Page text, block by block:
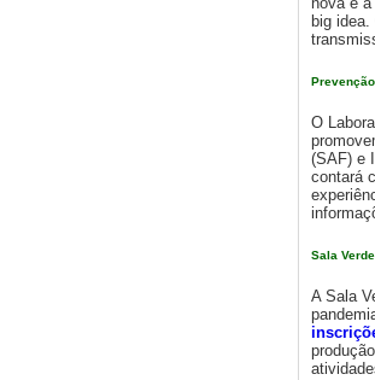
big
O
(SAF) e
contará
Sala
A Sala